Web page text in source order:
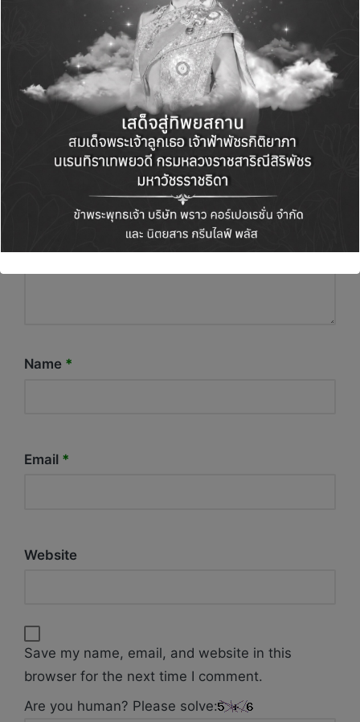
Leave a Reply
Your email address will not be published.
Required fields are marked
*
Name *
Email *
Website
Save my name, email, and website in this
browser for the next time I comment.
Are you human? Please solve: